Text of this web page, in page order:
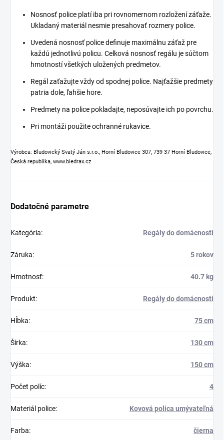
Nosnosť police platí iba pri rovnomernom rozložení záťaže.
Ukladaný materiál nesmie presahovať rozmery police.
Uvedená nosnosť police definuje maximálnu záťaž pre
každú jednotlivú policu. Celková nosnosť regálu je súčtom
hmotností všetkých uložených predmetov.
Regál zaťažujte vždy od spodnej police. Najťažšie predmety
patria dole, ľahšie hore.
Predmety na police pokladajte, neposúvajte ich po povrchu.
Pri montáži použite ochranné rukavice.
Výrobca: Bludovický Svatý Ján s.r.o., Horní Bludovice 307, 739 37 Horní Bludovice,
Česká republika, www.biedrax.cz
Dodatočné parametre
Kategória: Regály do domácnosti
Záruka: 5 rokov
Hmotnosť: 40.7 kg
Produkt: Regály do domácnosti
Hĺbka: 75 cm
Šírka: 130 cm
Výška: 150 cm
Počet políc: 4
Materiál police: Kovová polica umývateľná
Farba: čierna